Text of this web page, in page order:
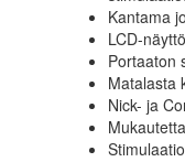
Kantama
LCD-näyttö
Portaaton
Matalasta
Nick- ja